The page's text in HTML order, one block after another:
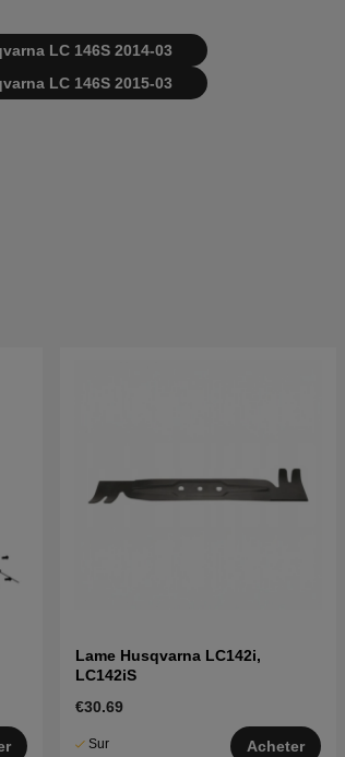
LC 146S 2014-03
LC 146S 2015-03
Lame Husqvarna LC142i,
LC142iS
€30.69
Sur
Acheter